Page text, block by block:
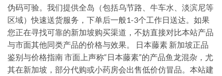
伪码可验。我们提供全岛（包括乌节路、牛车水、淡滨尼等
区域）快速送货服务，下单后一般1-3个工作日送达。如果
您正在寻找可靠的新加坡购买渠道，不妨直接对比本站产品
与市面其他同类产品的价格与效果。 日本藤素 新加坡正品
鉴别与价格指南 市面上声称“日本藤素”的产品鱼龙混杂，尤
其在新加坡，部分代购或小药房会出售低价仿冒品。本站建